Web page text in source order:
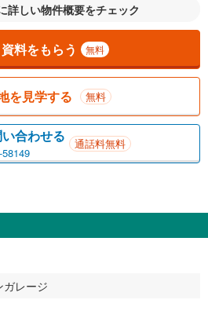
詳しい物件概要をチェック
資料をもらう 無料
を見学する 無料
合わせる 通話料無料
ガレージ